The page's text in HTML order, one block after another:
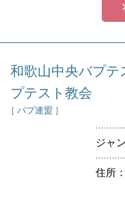
和歌山中央バプテ
プテスト教会
［ バプ連盟 ］
ジャ
住所